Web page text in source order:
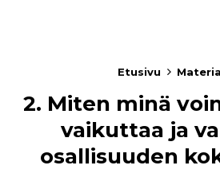
Etusivu
2. Miten minä
vaikuttaa ja
osallisuuden